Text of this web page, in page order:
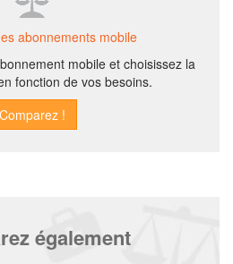
abonnements mobile
mobile et choisissez la
fonction de vos besoins.
également